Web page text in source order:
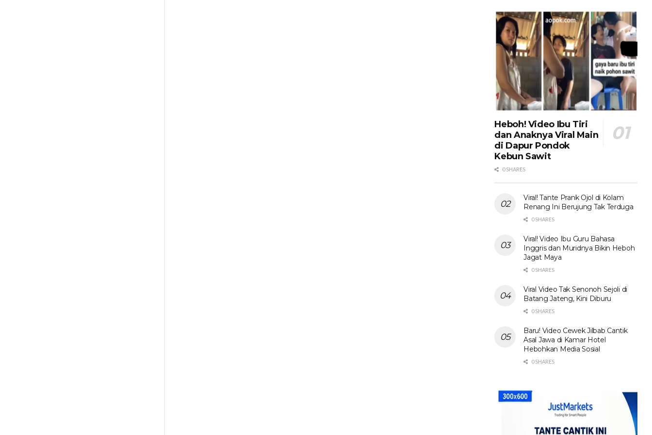
Heboh! Video Ibu Tiri
dan Anaknya Viral Main
di Dapur Pondok
Kebun Sawit
0 SHARES
Viral! Tante Prank Ojol di Kolam
Renang Ini Berujung Tak Terduga
0 SHARES
Viral! Video Ibu Guru Bahasa
Inggris dan Muridnya Bikin Heboh
Jagat Maya
0 SHARES
Viral Video Tak Senonoh Sejoli di
Batang Jateng, Kini Diburu
0 SHARES
Baru! Video Cewek Jilbab Cantik
Asal Jawa di Kamar Hotel
Hebohkan Media Sosial
0 SHARES